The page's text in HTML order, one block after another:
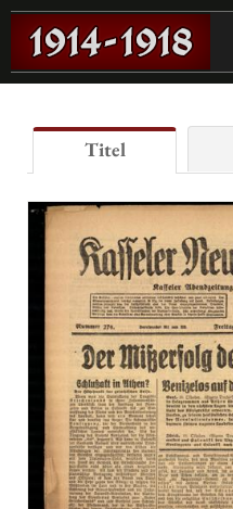
Titel